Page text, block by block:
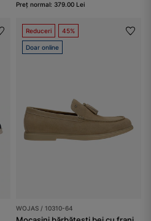
Preț normal: 379.00 Lei
Reduceri 45%
Doar online
WOJAS / 10310-64